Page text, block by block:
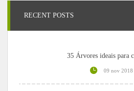
RECENT POSTS
35 Árvores ideais para
09 nov 2018